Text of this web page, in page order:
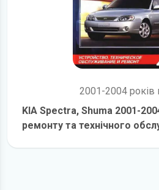
2001-2004 років
KIA Spectra, Shuma 2001-
ремонту та технічного